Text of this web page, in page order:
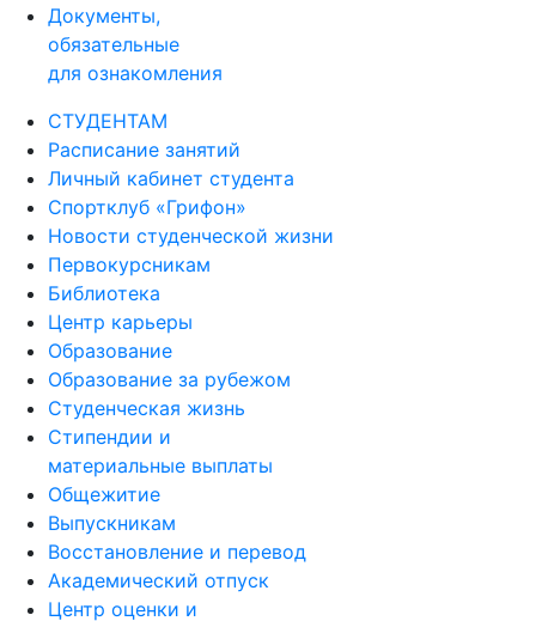
Документы,
обязательные
для ознакомления
СТУДЕНТАМ
Расписание занятий
Личный кабинет студента
Спортклуб «Грифон»
Новости студенческой жизни
Первокурсникам
Библиотека
Центр карьеры
Образование
Образование за рубежом
Студенческая жизнь
Стипендии и
материальные выплаты
Общежитие
Выпускникам
Восстановление и перевод
Академический отпуск
Центр оценки и